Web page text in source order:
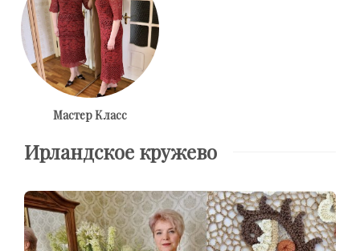
Мастер Класс
Ирландское кружево